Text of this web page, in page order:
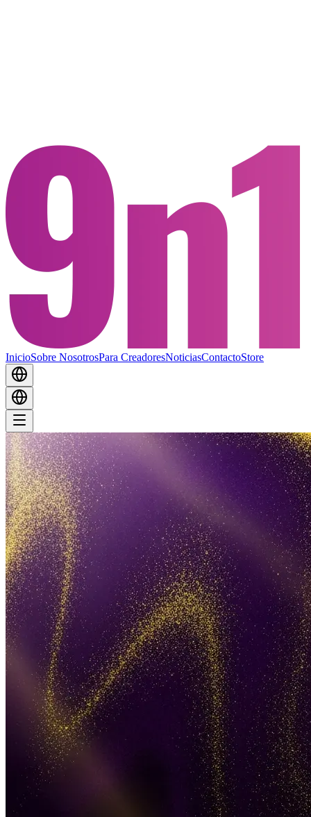
InicioSobre NosotrosPara CreadoresNoticiasContactoStore